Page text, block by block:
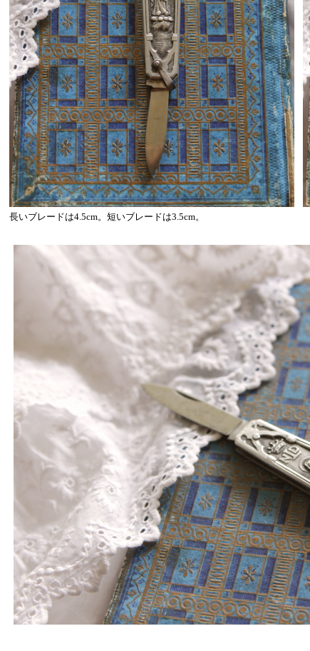
長いブレードは4.5cm。短いブレードは3.5cm。